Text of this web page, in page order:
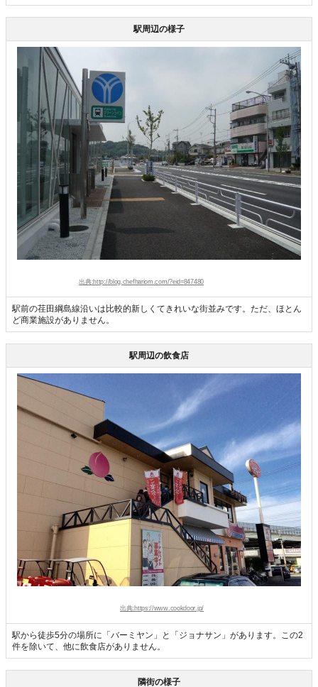
駅周辺の様子
出典:http://blog.chefhariom.com/?eid=847480
駅前の荏田綱島線沿いは比較的新しくてきれいな街並みです。ただ、ほとん
ど商業施設がありません。
駅周辺の飲食店
出典:https://www.cookdoor.jp/
駅から徒歩5分の場所に「バーミヤン」と「ジョナサン」があります。この2
件を除いて、他に飲食店がありません。
隣街の様子